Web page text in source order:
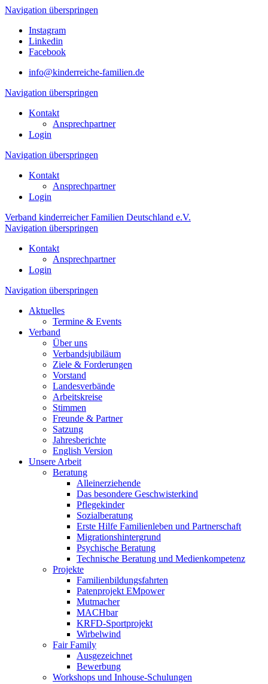
Navigation überspringen
Instagram
Linkedin
Facebook
info@kinderreiche-familien.de
Navigation überspringen
Kontakt
Ansprechpartner
Login
Navigation überspringen
Kontakt
Ansprechpartner
Login
Verband kinderreicher Familien Deutschland e.V.
Navigation überspringen
Kontakt
Ansprechpartner
Login
Navigation überspringen
Aktuelles
Termine & Events
Verband
Über uns
Verbandsjubiläum
Ziele & Forderungen
Vorstand
Landesverbände
Arbeitskreise
Stimmen
Freunde & Partner
Satzung
Jahresberichte
English Version
Unsere Arbeit
Beratung
Alleinerziehende
Das besondere Geschwisterkind
Pflegekinder
Sozialberatung
Erste Hilfe Familienleben und Partnerschaft
Migrationshintergrund
Psychische Beratung
Technische Beratung und Medienkompetenz
Projekte
Familienbildungsfahrten
Patenprojekt EMpower
Mutmacher
MACHbar
KRFD-Sportprojekt
Wirbelwind
Fair Family
Ausgezeichnet
Bewerbung
Workshops und Inhouse-Schulungen